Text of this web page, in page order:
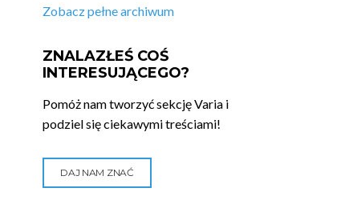
Zobacz pełne archiwum
ZNALAZŁEŚ COŚ
INTERESUJĄCEGO?
Pomóż nam tworzyć sekcję Varia i
podziel się ciekawymi treściami!
DAJ NAM ZNAĆ